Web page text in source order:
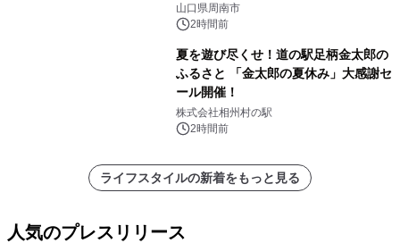
山口県周南市
2時間前
夏を遊び尽くせ！道の駅足柄金太郎の
ふるさと 「金太郎の夏休み」大感謝セ
ール開催！
株式会社相州村の駅
2時間前
ライフスタイルの新着をもっと見る
人気のプレスリリース